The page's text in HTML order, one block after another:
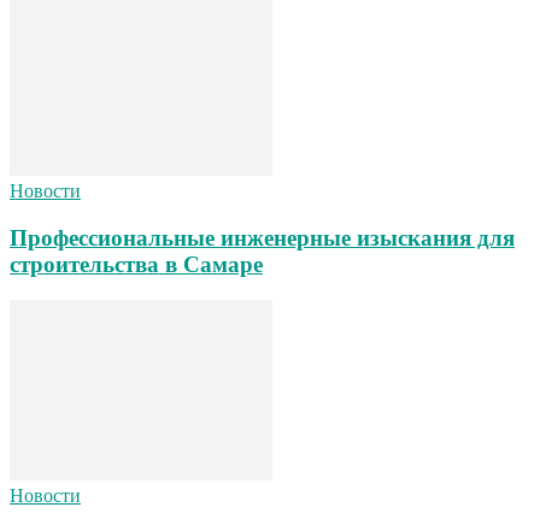
Новости
Профессиональные инженерные изыскания для
строительства в Самаре
Новости